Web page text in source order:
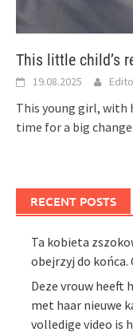
This little child’s
19.08.2025
This young girl, with
time for a big
RECENT POSTS
Ta kobieta
obejrzyj do
Deze vrouw heeft
met haar nieuwe
volledige video is